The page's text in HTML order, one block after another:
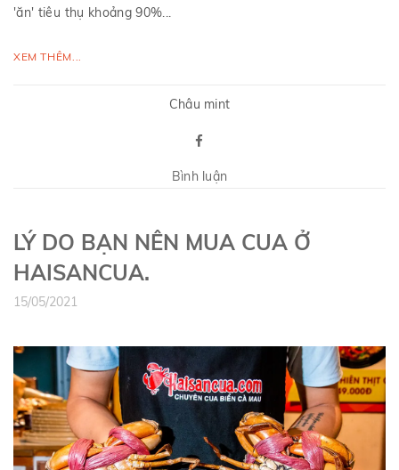
'ăn' tiêu thụ khoảng 90%...
XEM THÊM...
Châu mint
Bình luận
LÝ DO BẠN NÊN MUA CUA Ở
HAISANCUA.
15/05/2021